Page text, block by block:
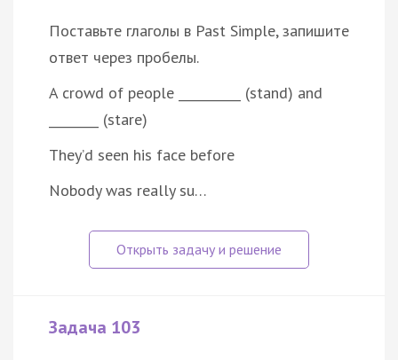
Поставьте глаголы в Past Simple, запишите
ответ через пробелы.
A crowd of people __________ (stand) and
________ (stare)
They’d seen his face before
Nobody was really su…
Задача 103